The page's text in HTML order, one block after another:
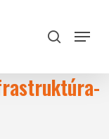
search
Menu
Close